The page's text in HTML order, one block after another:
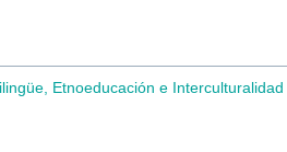
Etnoeducación e Interculturalidad